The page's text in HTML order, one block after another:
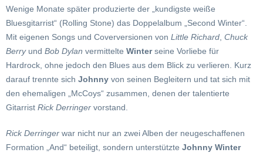
Wenige Monate später produzierte der „kundigste weiße
Bluesgitarrist“ (Rolling Stone) das Doppelalbum „Second Winter“.
Mit eigenen Songs und Coverversionen von Little Richard Chuck
Berryund Bob Dylan vermittelte Winterseine Vorliebe für
Hardrock, ohne jedoch den Blues aus dem Blick zu verlieren. Kurz
darauf trennte sich Johnny von seinen Begleitern und tat sich mit
den ehemaligen „McCoys“ zusammen, denen der talentierte
Gitarrist Rick Derringer vorstand.
Rick Derringer war nicht nur an zwei Alben der neugeschaffenen
Formation „And“ beteiligt, sondern unterstützte Johnny Winter